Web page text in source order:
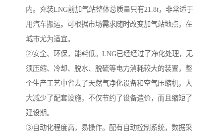
内。充装LNG前加气站整体总质量只有21.8t，非常适于
用汽车搬运。可根据市场需求随时改变加气站地点，在
城市尤为适宜。
②安全、环保，能耗低。LNG已经经过了净化处理，无
须压缩、冷却、脱水、脱硫等电力消耗较大的装置，整
个生产工艺中省去了天然气净化设备和空气压缩机，大
大减少了配套设施，不仅节约了设备造价，而且缩短了
建设期。
③自动化程度高，易操作。配有自动控制系统，数据采